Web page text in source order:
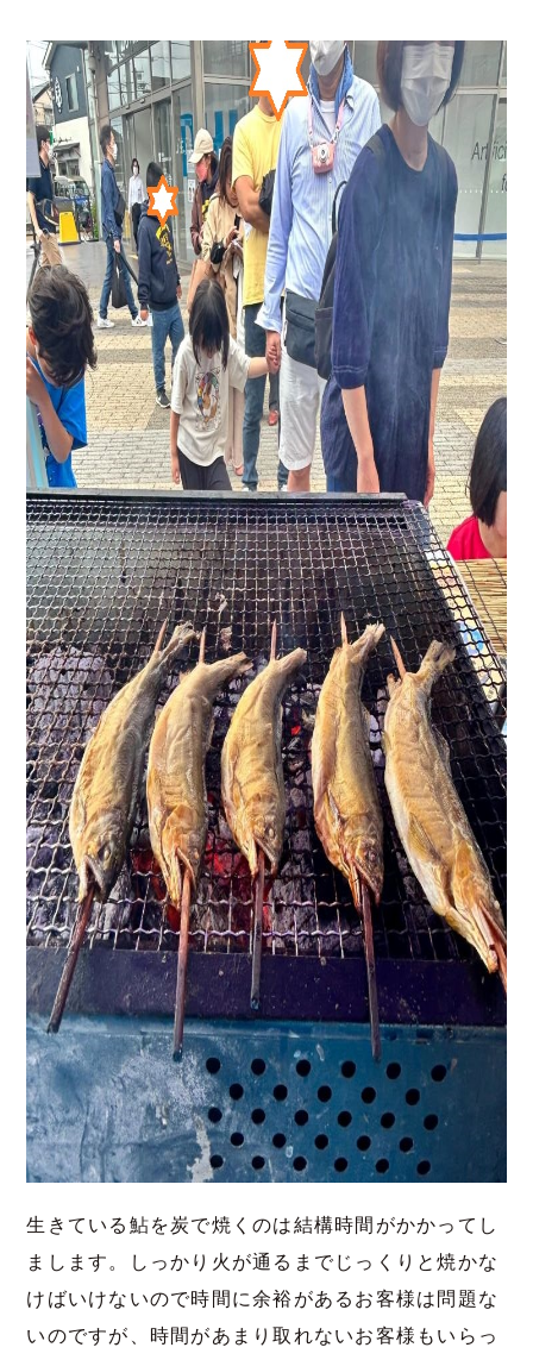
生きている鮎を炭で焼くのは結構時間がかかってし
まします。しっかり火が通るまでじっくりと焼かな
けばいけないので時間に余裕があるお客様は問題な
いのですが、時間があまり取れないお客様もいらっ